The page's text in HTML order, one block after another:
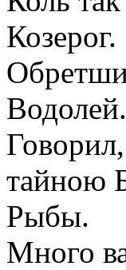
Козерог.
Водолей.
тайною
Рыбы.
Много